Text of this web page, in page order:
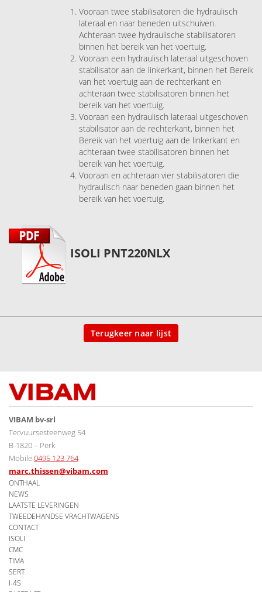
Vooraan twee stabilisatoren die hydraulisch
lateraal en naar beneden uitschuiven.
Achteraan twee hydraulische stabilisatoren
binnen het bereik van het voertuig.
Vooraan een hydraulisch lateraal uitgeschoven
stabilisator aan de linkerkant, binnen het Bereik
van het voertuig aan de rechterkant en
achteraan twee stabilisatoren binnen het
bereik van het voertuig.
Vooraan een hydraulisch lateraal uitgeschoven
stabilisator aan de rechterkant, binnen het
Bereik van het voertuig aan de linkerkant en
achteraan twee stabilisatoren binnen het
bereik van het voertuig.
Vooraan en achteraan vier stabilisatoren die
hydraulisch naar beneden gaan binnen het
bereik van het voertuig.
ISOLI PNT220NLX
Terugkeer naar lijst
VIBAM bv-srl
Tervuursesteenweg 54
B-1820 – Perk
Mobile0495 123 764
marc.thissen@vibam.com
ONTHAAL
NEWS
LAATSTE LEVERINGEN
TWEEDEHANDSE VRACHTWAGENS
CONTACT
ISOLI
CMC
TIMA
SERT
I-4S